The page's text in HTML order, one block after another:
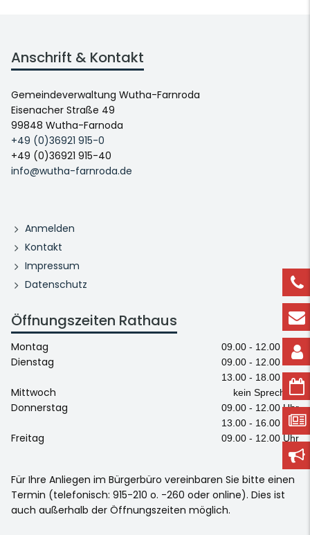
Anschrift & Kontakt
Gemeindeverwaltung Wutha-Farnroda
Eisenacher Straße 49
99848 Wutha-Farnoda
+49 (0)36921 915-0
+49 (0)36921 915-40
info@wutha-farnroda.de
Anmelden
Kontakt
Impressum
Datenschutz
Öffnungszeiten Rathaus
Montag 09.00 - 12.00 Uhr
Dienstag
09.00 - 12.00 Uhr
13.00 - 18.00 Uhr
Mittwoch kein Sprechtag
Donnerstag
09.00 - 12.00 Uhr
13.00 - 16.00 Uhr
Freitag 09.00 - 12.00 Uhr
Für Ihre Anliegen im Bürgerbüro vereinbaren Sie bitte einen
Termin (telefonisch: 915-210 o. -260 oder online). Dies ist
auch außerhalb der Öffnungszeiten möglich.